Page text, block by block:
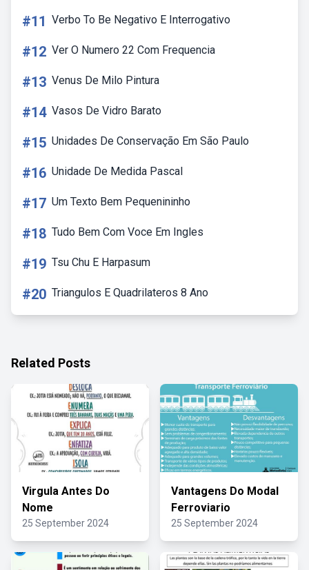
#11 Verbo To Be Negativo E Interrogativo
#12 Ver O Numero 22 Com Frequencia
#13 Venus De Milo Pintura
#14 Vasos De Vidro Barato
#15 Unidades De Conservação Em São Paulo
#16 Unidade De Medida Pascal
#17 Um Texto Bem Pequenininho
#18 Tudo Bem Com Voce Em Ingles
#19 Tsu Chu E Harpasum
#20 Triangulos E Quadrilateros 8 Ano
Related Posts
Virgula Antes Do
Nome
25 September 2024
Vantagens Do Modal
Ferroviario
25 September 2024